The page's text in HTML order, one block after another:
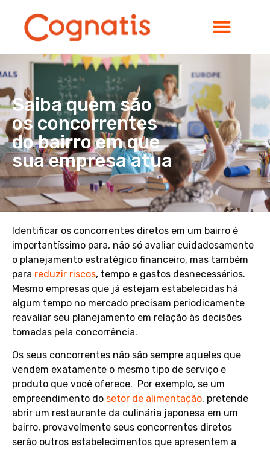
Saiba quem são
os concorrentes
do bairro em que
sua empresa atua
Identificar os concorrentes diretos em um bairro é
importantíssimo para, não só avaliar cuidadosamente
o planejamento estratégico financeiro, mas também
para reduzir riscos, tempo e gastos desnecessários.
Mesmo empresas que já estejam estabelecidas há
algum tempo no mercado precisam periodicamente
reavaliar seu planejamento em relação às decisões
tomadas pela concorrência.
Os seus concorrentes não são sempre aqueles que
vendem exatamente o mesmo tipo de serviço e
produto que você oferece. Por exemplo, se um
empreendimento do setor de alimentação, pretende
abrir um restaurante da culinária japonesa em um
bairro, provavelmente seus concorrentes diretos
serão outros estabelecimentos que apresentem a